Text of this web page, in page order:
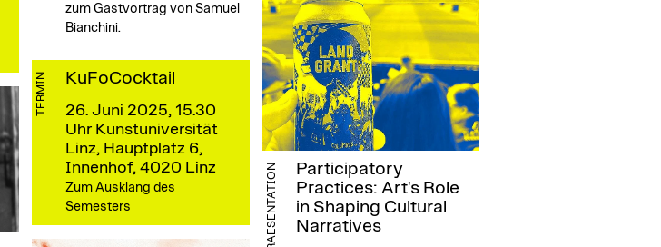
zum Gastvortrag von Samuel
Bianchini.
PRAESENTATION
Participatory
Practices: Art's Role
in Shaping Cultural
Narratives
TERMIN KuFoCocktail
26. Juni 2025, 15.30
Uhr Kunstuniversität
Linz, Hauptplatz 6,
Innenhof, 4020 Linz
Zum Ausklang des
Semesters